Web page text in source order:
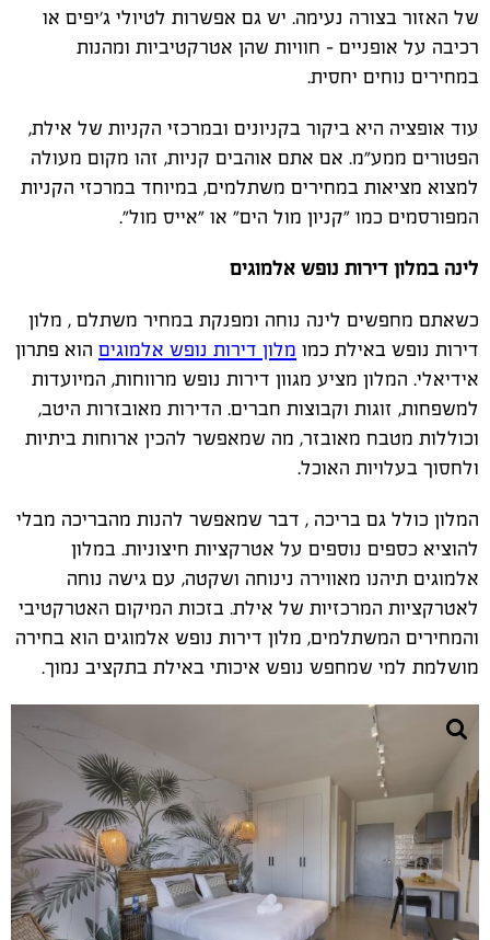
של האזור בצורה נעימה. יש גם אפשרות לטיולי ג'יפים או
רכיבה על אופניים – חוויות שהן אטרקטיביות ומהנות
במחירים נוחים יחסית.
עוד אופציה היא ביקור בקניונים ובמרכזי הקניות של אילת,
הפטורים ממע"מ. אם אתם אוהבים קניות, זהו מקום מעולה
למצוא מציאות במחירים משתלמים, במיוחד במרכזי הקניות
המפורסמים כמו "קניון מול הים" או "אייס מול".
לינה במלון דירות נופש אלמוגים
כשאתם מחפשים לינה נוחה ומפנקת במחיר משתלם , מלון
דירות נופש באילת כמו מלון דירות נופש אלמוגים הוא פתרון
אידיאלי. המלון מציע מגוון דירות נופש מרווחות, המיועדות
למשפחות, זוגות וקבוצות חברים. הדירות מאובזרות היטב,
וכוללות מטבח מאובזר, מה שמאפשר להכין ארוחות ביתיות
ולחסוך בעלויות האוכל.
המלון כולל גם בריכה , דבר שמאפשר להנות מהבריכה מבלי
להוציא כספים נוספים על אטרקציות חיצוניות. במלון
אלמוגים תיהנו מאווירה נינוחה ושקטה, עם גישה נוחה
לאטרקציות המרכזיות של אילת. בזכות המיקום האטרקטיבי
והמחירים המשתלמים, מלון דירות נופש אלמוגים הוא בחירה
מושלמת למי שמחפש נופש איכותי באילת בתקציב נמוך.